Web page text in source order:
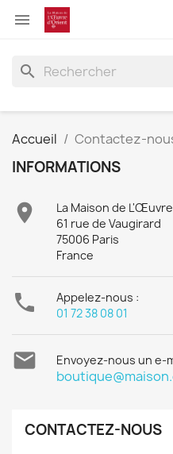

search
Accueil Contactez-
INFORMATIONS

La Maison de
61 rue de Vaugirard
75006 Paris
France

Appelez-nous :
01 72 38 08 01
 Envoyez-nous un e-
CONTACTEZ-NOUS